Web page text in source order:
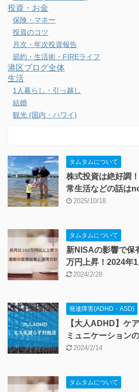
投資・お金
保険・マネー
投資のコツ
月次・年次投資報告
節約・生活術・FIREライフ
港区ブログ全体
生活
1人暮らし・引っ越し
結婚
観光 (国内・ハワイ)
タムタムについて
株式投資は絶好調
常生活などの話は
2025/10/18
タムタムについて
新NISAの影響で保
万円上昇！2024年
2024/2/28
発達障害(ADHD・ASD)
【大人ADHD】ケ
ミュニケーション
2024/2/14
タムタムについて